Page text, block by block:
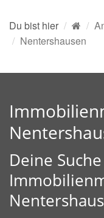
Du bist hier
Nentershausen
Deine